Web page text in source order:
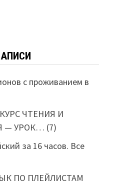
с проживанием в
ЧТЕНИЯ И
— УРОК… (7)
за 16 часов. Все
ПО ПЛЕЙЛИСТАМ